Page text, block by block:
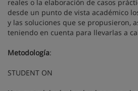
reales o la elaboración de casos
desde un punto de vista académico
y las soluciones que se propusieron,
teniendo en cuenta para llevarlas a
Metodología:
STUDENT ON